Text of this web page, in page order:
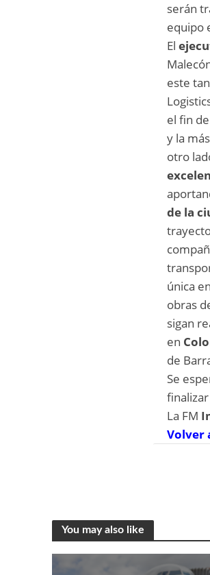
serán
equipo
El
este
el fin
y la
otro
de la
única
obras
sigan
en
de
Se
La FM
Volver
You may also like